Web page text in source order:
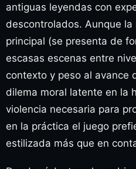
antiguas leyendas con
descontrolados. Aunque
principal (se presenta de
escasas escenas entre
contexto y peso al avance
dilema moral latente en la
violencia necesaria para
en la práctica el juego
estilizada más que en